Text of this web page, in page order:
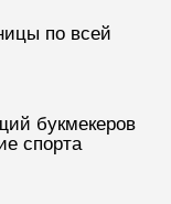
по всей
букмекеров
спорта